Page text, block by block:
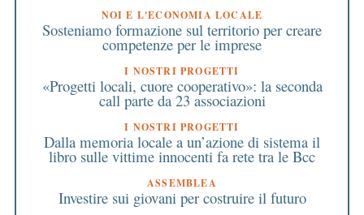
NOI E L'ECONOMIA LOCALE
Sosteniamo formazione sul territorio per creare
competenze per le imprese
I NOSTRI PROGETTI
«Progetti locali, cuore cooperativo»: la seconda
call parte da 23 associazioni
I NOSTRI PROGETTI
Dalla memoria locale a un’azione di sistema il
libro sulle vittime innocenti fa rete tra le Bcc
ASSEMBLEA
Investire sui giovani per costruire il futuro